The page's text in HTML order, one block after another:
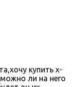
купить x-
ли на него